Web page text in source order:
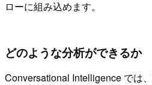
ローに組み込めます。
どのような分析ができるか
Conversational Intelligence では